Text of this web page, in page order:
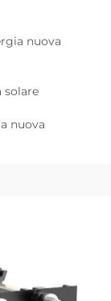
nuova
solare
nuova